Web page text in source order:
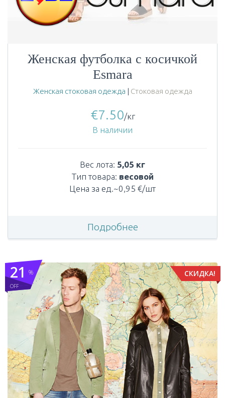
Женская футболка с косичкой
Esmara
Женская стоковая одежда | Стоковая одежда
€7.50/кг
В наличии
Вес лота: 5,05 кг
Тип товара: весовой
Цена за ед.~0,95 €/шт
Подробнее
СКИДКА!
%
OFF
21